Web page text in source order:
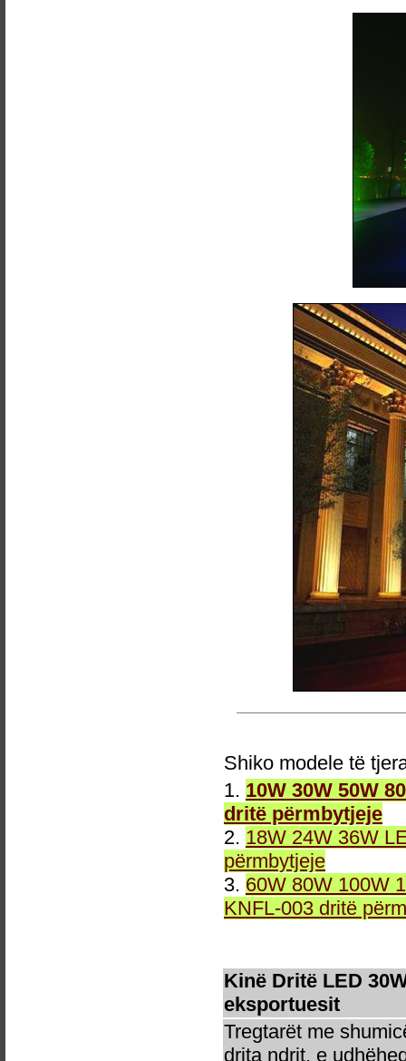
Shiko modele të
1. 10W 30W 50W
dritë përmbytjeje
2. 18W 24W 36W
përmbytjeje
3. 60W 80W 100W
KNFL-003 dritë
Kinë Dritë LED
eksportuesit
Tregtarët me
drita ndrit, e